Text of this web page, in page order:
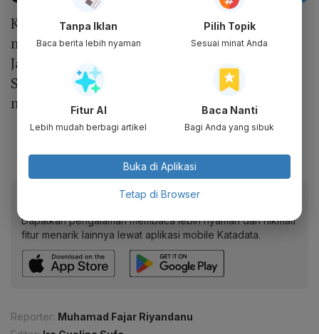
Kementerian Perhubungan sebelumnya
menyiapkan pembangunan Kereta Cepat
Jakarta-Bandung diperpanjang hingga
Surabaya. Rute kereta cepat tersebut akan
melewati Yogyakarta.
Baca artikel ini lewat aplikasi mobile.
Dapatkan pengalaman membaca lebih nyaman dan nikmati
fitur menarik lainnya lewat aplikasi mobile Katadata.
Reporter: Muhamad Fajar Riyandanu
Tanpa Iklan
Baca berita lebih nyaman
Pilih Topik
Sesuai minat Anda
Fitur AI
Lebih mudah berbagi artikel
Baca Nanti
Bagi Anda yang sibuk
Buka di Aplikasi
Tetap di Browser